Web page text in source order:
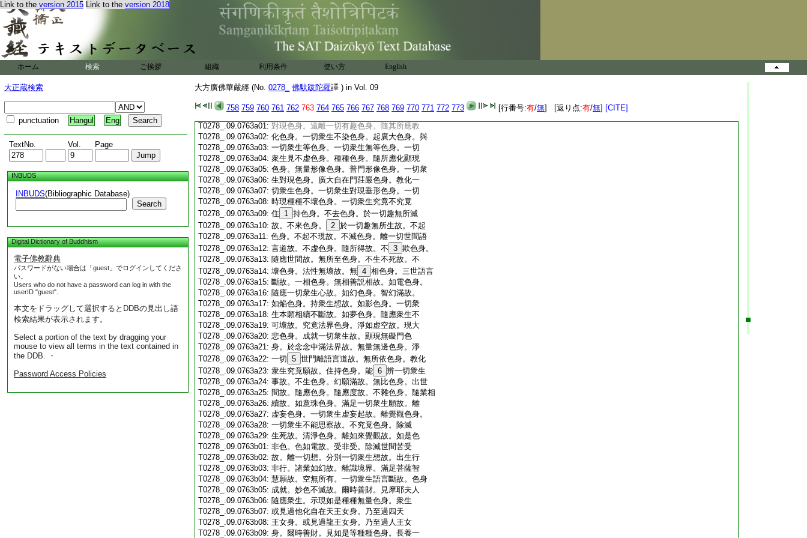
Link to the version 2015 Link to the version 2018
ホーム 検索 ご挨拶 組織 利用条件 使い方 English
大正蔵検索
punctuation Hangul Eng
TextNo. Vol. Page
INBUDS
INBUDS(Bibliographic Database)
Search
Digital Dictionary of Buddhism
電子佛教辭典
パスワードがない場合は「guest」でログインしてくださ
い。
Users who do not have a password can log in with the
userID "guest".
本文をドラッグして選択するとDDBの見出し語
検索結果が表示されます。
Select a portion of the text by dragging your
mouse to view all terms in the text contained in
the DDB. ・
Password Access Policies
大方廣佛華嚴經 (No. 0278_ 佛馱跋陀羅譯 ) in Vol. 09
758 759 760 761 762 763 764 765 766 767 768 769 770 771 772 773 [行番号:有/無] [返り点:有/無] [CITE]
T0278_.09.0762c19:寶欄楯。敷衆妙衣。寶網覆上。建寶幢蓋。於
T0278_.09.0762c20: 金鈴中出妙音聲。雨妙香華。諸寶鈴中。出
T0278_.09.0762c21:諸菩薩 6 願行音聲。 7 寶月幢中出佛化身。淨
T0278_.09.0762c22:
摩尼中。顯現如來次第受生。日摩尼中。放
無量光照十方刹。摩尼寶王光明幢中。放
T0278_.09.0762c24:一切佛圓滿光明。明淨寶中。出衆供具一切
T0278_.09.0762c25:衆生燈佛正法雲。如意寶中。念念出生普賢
T0278_.09.0762c26:自在充滿法界。須彌幢中。出天妙聲讃歎
T0278_.09.0762c27:如來。爾時善財。見此不可思議莊嚴高座。不
T0278_.09.0762c28: 可思議眷屬圍遶。見摩耶夫人處彼座上。端
T0278_.09.0763a01: 對現色身。遠離一切有趣色身。隨其所應教
T0278_.09.0763a02: 化色身。一切衆生不染色身。起廣大色身。與
T0278_.09.0763a03: 一切衆生等色身。一切衆生無等色身。一切
T0278_.09.0763a04: 衆生見不虚色身。種種色身。隨所應化顯現
T0278_.09.0763a05: 色身。無量形像色身。普門形像色身。一切衆
T0278_.09.0763a06: 生對現色身。廣大自在門莊嚴色身。教化一
T0278_.09.0763a07: 切衆生色身。一切衆生對現垂形色身。一切
T0278_.09.0763a08: 時現種種不壞色身。一切衆生究竟不究竟
T0278_.09.0763a09: 住 1 持色身。不去色身。於一切趣無所滅
T0278_.09.0763a10: 故。不來色身。 2 於一切趣無所生故。不起
T0278_.09.0763a11: 色身。不起不現故。不滅色身。離一切世間語
T0278_.09.0763a12: 言道故。不虚色身。隨所得故。不 3 欺色身。
T0278_.09.0763a13: 隨應世間故。無所至色身。不生不死故。不
T0278_.09.0763a14: 壞色身。法性無壞故。無 4 相色身。三世語言
T0278_.09.0763a15: 斷故。一相色身。無相善説相故。如電色身。
T0278_.09.0763a16: 隨應一切衆生心故。如幻色身。智幻滿故。
T0278_.09.0763a17: 如焔色身。持衆生想故。如影色身。一切衆
T0278_.09.0763a18: 生本願相續不斷故。如夢色身。隨應衆生不
T0278_.09.0763a19: 可壞故。究竟法界色身。淨如虚空故。現大
T0278_.09.0763a20: 悲色身。成就一切衆生故。顯現無礙門色
T0278_.09.0763a21: 身。於念念中滿法界故。無量無邊色身。淨
T0278_.09.0763a22: 一切 5 世門離語言道故。無所依色身。教化
T0278_.09.0763a23: 衆生究竟願故。住持色身。能 6 辨一切衆生
T0278_.09.0763a24: 事故。不生色身。幻願滿故。無比色身。出世
T0278_.09.0763a25: 間故。隨應色身。隨應度故。不雜色身。隨業相
T0278_.09.0763a26: 續故。如意珠色身。滿足一切衆生願故。離
T0278_.09.0763a27: 虚妄色身。一切衆生虚妄起故。離覺觀色身。
T0278_.09.0763a28: 一切衆生不能思察故。不究竟色身。除滅
T0278_.09.0763a29: 生死故。清淨色身。離如來覺觀故。如是色
T0278_.09.0763b01: 非色。色如電故。受非受。除滅世間苦受
T0278_.09.0763b02: 故。離一切想。分別一切衆生想故。出生行
T0278_.09.0763b03: 非行。諸業如幻故。離識境界。滿足菩薩智
T0278_.09.0763b04: 慧願故。空無所有。一切衆生語言斷故。色身
T0278_.09.0763b05: 成就。妙色不滅故。爾時善財。見摩耶夫人
T0278_.09.0763b06: 隨應衆生。示現如是種種無量色身。衆生
T0278_.09.0763b07: 或見過他化自在天王女身。乃至過四天
T0278_.09.0763b08: 王女身。或見過龍王女身。乃至過人王女
T0278_.09.0763b09: 身。爾時善財。見如是等種種色身。長養一